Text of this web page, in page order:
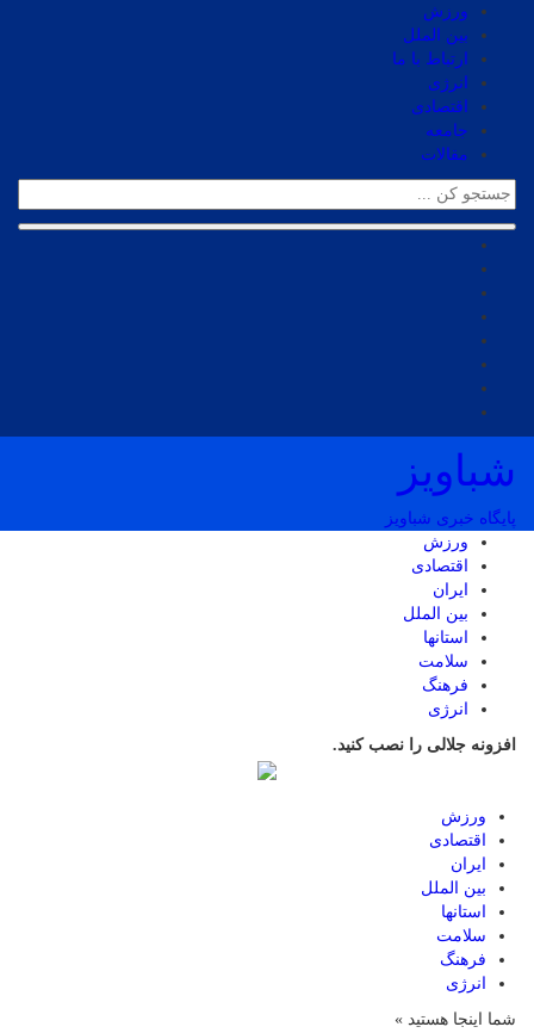
ورزش
بین الملل
ارتباط با ما
انرژی
اقتصادی
جامعه
مقالات
شباویز
پایگاه خبری شباویز
ورزش
اقتصادی
ایران
بین الملل
استانها
سلامت
فرهنگ
انرژی
افزونه جلالی را نصب کنید.
ورزش
اقتصادی
ایران
بین الملل
استانها
سلامت
فرهنگ
انرژی
شما اینجا هستید »